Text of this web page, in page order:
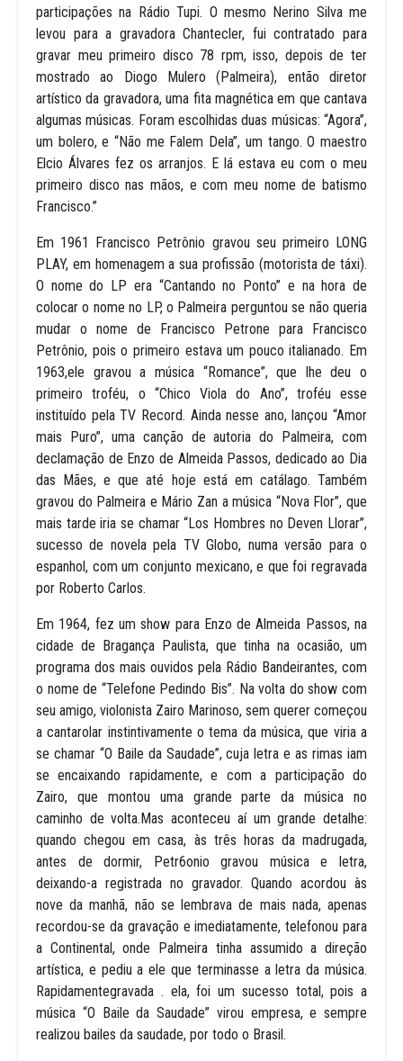
participações na Rádio Tupi. O mesmo Nerino Silva me
levou para a gravadora Chantecler, fui contratado para
gravar meu primeiro disco 78 rpm, isso, depois de ter
mostrado ao Diogo Mulero (Palmeira), então diretor
artístico da gravadora, uma fita magnética em que cantava
algumas músicas. Foram escolhidas duas músicas: “Agora”,
um bolero, e “Não me Falem Dela”, um tango. O maestro
Elcio Álvares fez os arranjos. E lá estava eu com o meu
primeiro disco nas mãos, e com meu nome de batismo
Francisco.”
Em 1961 Francisco Petrônio gravou seu primeiro LONG
PLAY, em homenagem a sua profissão (motorista de táxi).
O nome do LP era “Cantando no Ponto” e na hora de
colocar o nome no LP, o Palmeira perguntou se não queria
mudar o nome de Francisco Petrone para Francisco
Petrônio, pois o primeiro estava um pouco italianado. Em
1963,ele gravou a música “Romance”, que lhe deu o
primeiro troféu, o “Chico Viola do Ano”, troféu esse
instituído pela TV Record. Ainda nesse ano, lançou “Amor
mais Puro”, uma canção de autoria do Palmeira, com
declamação de Enzo de Almeida Passos, dedicado ao Dia
das Mães, e que até hoje está em catálago. Também
gravou do Palmeira e Mário Zan a música “Nova Flor”, que
mais tarde iria se chamar “Los Hombres no Deven Llorar”,
sucesso de novela pela TV Globo, numa versão para o
espanhol, com um conjunto mexicano, e que foi regravada
por Roberto Carlos.
Em 1964, fez um show para Enzo de Almeida Passos, na
cidade de Bragança Paulista, que tinha na ocasião, um
programa dos mais ouvidos pela Rádio Bandeirantes, com
o nome de “Telefone Pedindo Bis”. Na volta do show com
seu amigo, violonista Zairo Marinoso, sem querer começou
a cantarolar instintivamente o tema da música, que viria a
se chamar “O Baile da Saudade”, cuja letra e as rimas iam
se encaixando rapidamente, e com a participação do
Zairo, que montou uma grande parte da música no
caminho de volta.Mas aconteceu aí um grande detalhe:
quando chegou em casa, às três horas da madrugada,
antes de dormir, Petr6onio gravou música e letra,
deixando-a registrada no gravador. Quando acordou às
nove da manhã, não se lembrava de mais nada, apenas
recordou-se da gravação e imediatamente, telefonou para
a Continental, onde Palmeira tinha assumido a direção
artística, e pediu a ele que terminasse a letra da música.
Rapidamentegravada . ela, foi um sucesso total, pois a
música “O Baile da Saudade” virou empresa, e sempre
realizou bailes da saudade, por todo o Brasil.